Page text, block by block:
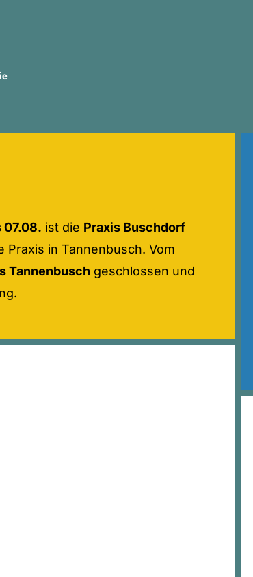
07.08. ist die Praxis Buschdorf
in Tannenbusch. Vom
Tannenbusch geschlossen und